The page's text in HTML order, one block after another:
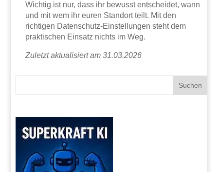
Wichtig ist nur, dass ihr bewusst entscheidet, wann
und mit wem ihr euren Standort teilt. Mit den
richtigen Datenschutz-Einstellungen steht dem
praktischen Einsatz nichts im Weg.
Zuletzt aktualisiert am 31.03.2026